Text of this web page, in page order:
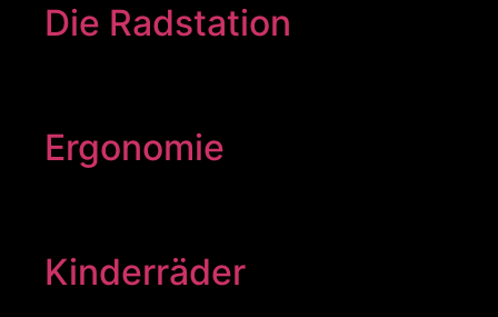
Die Radstation
Ergonomie
Kinderräder